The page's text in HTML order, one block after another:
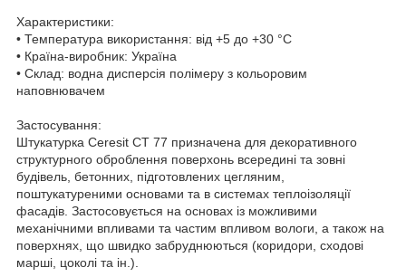
Характеристики:
• Температура використання: від +5 до +30 °C
• Країна-виробник: Україна
• Склад: водна дисперсія полімеру з кольоровим
наповнювачем
Застосування:
Штукатурка Ceresit CT 77 призначена для декоративного
структурного оброблення поверхонь всередині та зовні
будівель, бетонних, підготовлених цегляним,
поштукатуреними основами та в системах теплоізоляції
фасадів. Застосовується на основах із можливими
механічними впливами та частим впливом вологи, а також на
поверхнях, що швидко забруднюються (коридори, сходові
марші, цоколі та ін.).